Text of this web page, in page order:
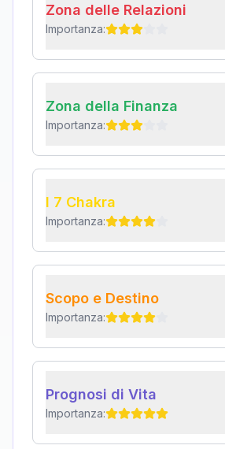
Zona delle Relazioni
Importanza:
Zona della Finanza
Importanza:
I 7 Chakra
Importanza:
Scopo e Destino
Importanza:
Prognosi di Vita
Importanza: